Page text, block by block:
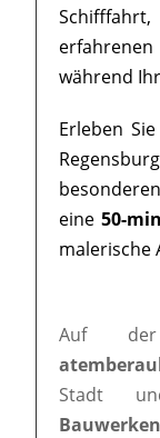
erfahrenen
während
Erleben
eine 50-
malerische
Auf
Stadt
Bauwerken